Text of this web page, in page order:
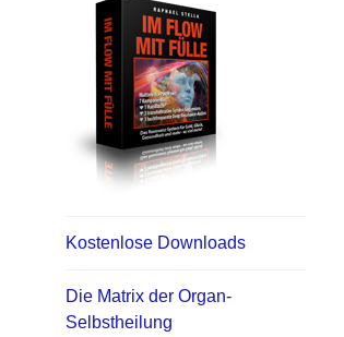
Kostenlose Downloads
Die Matrix der Organ-
Selbstheilung